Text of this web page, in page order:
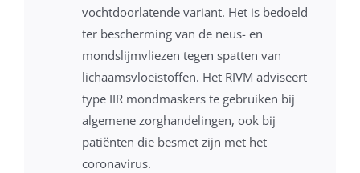
vochtdoorlatende variant. Het is bedoeld
ter bescherming van de neus- en
mondslijmvliezen tegen spatten van
lichaamsvloeistoffen. Het RIVM adviseert
type IIR mondmaskers te gebruiken bij
algemene zorghandelingen, ook bij
patiënten die besmet zijn met het
coronavirus.